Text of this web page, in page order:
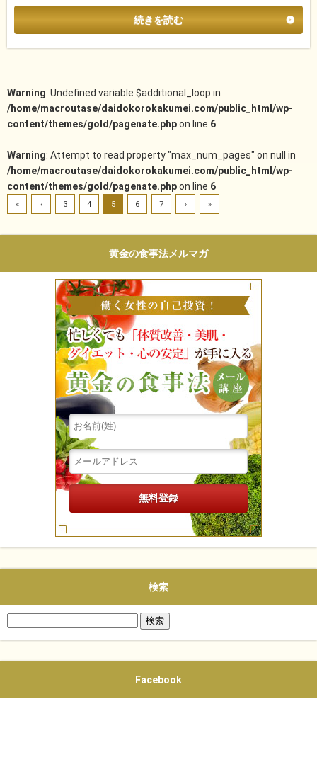
続きを読む
Warning: Undefined variable $additional_loop in
/home/macroutase/daidokorokakumei.com/public_html/wp-
content/themes/gold/pagenate.phpon line 6
Warning: Attempt to read property "max_num_pages" on null in
/home/macroutase/daidokorokakumei.com/public_html/wp-
content/themes/gold/pagenate.phpon line 6
« ‹ 3 4 5 6 7 › »
黄金の食事法メルマガ
検索
Facebook